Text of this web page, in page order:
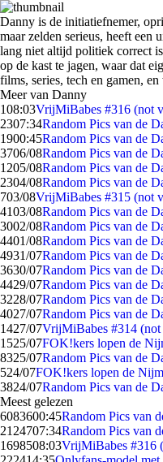
Danny is de initiatiefnemer,
maar zelden serieus, heeft een
lang niet altijd politiek correct
op de kast te jagen, waar dat
films, series, tech en gamen,
Meer van Danny
108:03VrijMiBabes #316 (not
2307:34Random Pics van de
1900:45Random Pics van de
3706/08Random Pics van de
1205/08Random Pics van de
2304/08Random Pics van de
703/08VrijMiBabes #315 (not
4103/08Random Pics van de
3002/08Random Pics van de
4401/08Random Pics van de
4931/07Random Pics van de
3630/07Random Pics van de
4429/07Random Pics van de
3228/07Random Pics van de
4027/07Random Pics van de
1427/07VrijMiBabes #314
1525/07FOK!kers lopen de
8325/07Random Pics van de
524/07FOK!kers lopen de
3824/07Random Pics van de
Meest gelezen
6083600:45Random Pics van
2124707:34Random Pics van
1698508:03VrijMiBabes #316